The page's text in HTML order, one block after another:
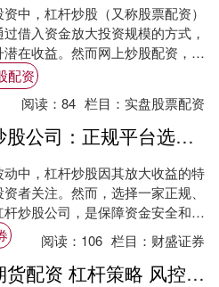
中，杠杆炒股（又称股票配资）
借入资金放大投资规模的方式，
潜在收益。然而网上炒股配资，这
随着显著风险。本文将为投资者
....
配资
阅读：84 栏目： 实盘股票配资
杠杆炒股公司：正规平台选择指南
动中，杠杆炒股因其放大收益的特
者关注。然而，选择一家正规、
炒股公司，是保障资金安全和投
提。本文将为您提供一份实用的
阅读： 106 栏目： 财盛证券
金昌期货配资 杠杆策略 风控指南